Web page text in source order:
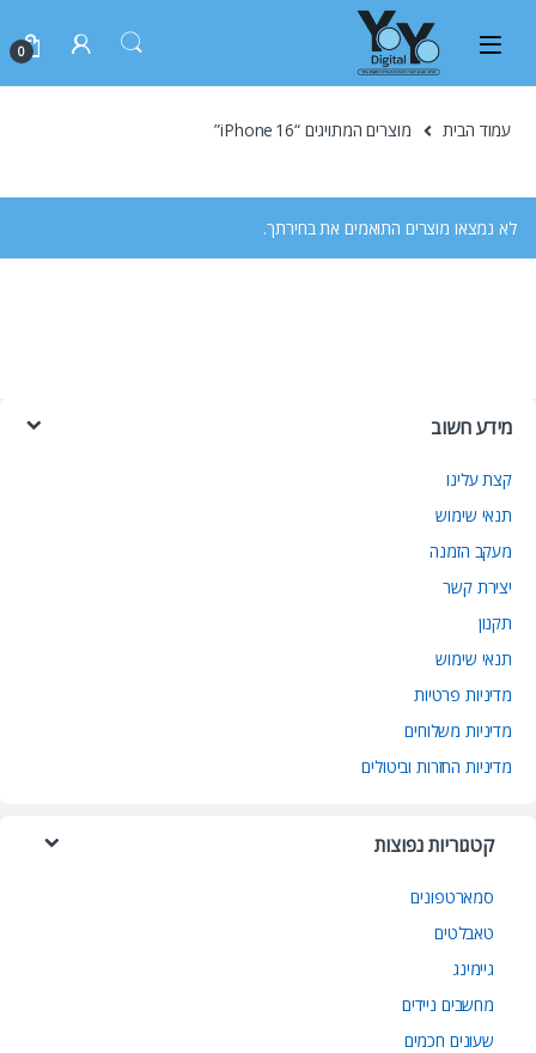
0
עמוד הבית מוצרים המתויגים “iPhone 16”
לא נמצאו מוצרים התואמים את בחירתך.
מידע חשוב
קצת עלינו
תנאי שימוש
מעקב הזמנה
יצירת קשר
תקנון
תנאי שימוש
מדיניות פרטיות
מדיניות משלוחים
מדיניות החזרות וביטולים
קטגוריות נפוצות
סמארטפונים
טאבלטים
גיימינג
מחשבים ניידים
שעונים חכמים